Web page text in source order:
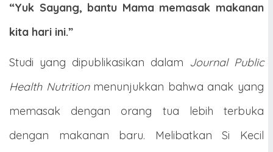
“Yuk Sayang, bantu Mama memasak makanan
kita hari ini.”
Studi yang dipublikasikan dalam Journal Public
Health Nutritionmenunjukkan bahwa anak yang
memasak dengan orang tua lebih terbuka
dengan makanan baru. Melibatkan Si Kecil